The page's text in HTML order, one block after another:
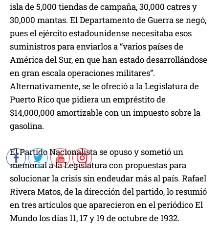
isla de 5,000 tiendas de campaña, 30,000 catres y
30,000 mantas. El Departamento de Guerra se negó,
pues el ejército estadounidense necesitaba esos
suministros para enviarlos a “varios países de
América del Sur, en que han estado desarrollándose
en gran escala operaciones militares”.
Alternativamente, se le ofreció a la Legislatura de
Puerto Rico que pidiera un empréstito de
$14,000,000 amortizable con un impuesto sobre la
gasolina.
El Partido Nacionalista se opuso y sometió un
memorial a la Legislatura con propuestas para
solucionar la crisis sin endeudar más al país. Rafael
Rivera Matos, de la dirección del partido, lo resumió
en tres artículos que aparecieron en el periódico El
Mundo los días 11, 17 y 19 de octubre de 1932.